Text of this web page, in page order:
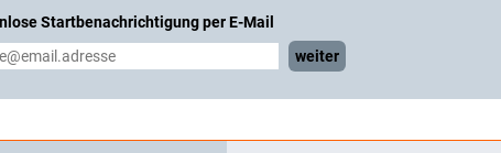
Startbenachrichtigung per E-Mail
weiter